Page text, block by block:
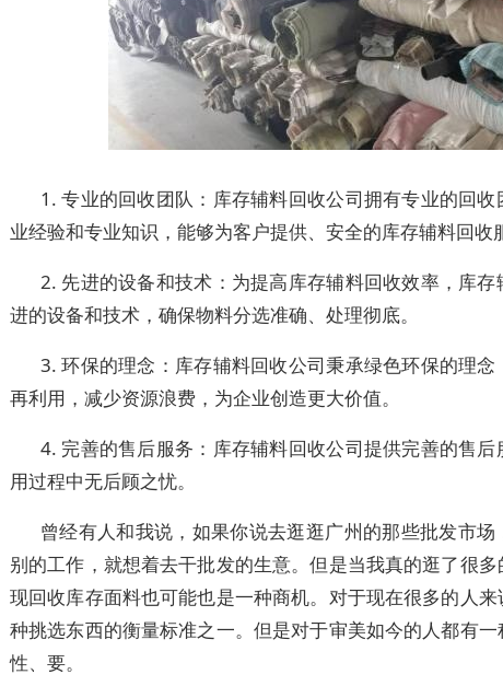
1. 专业的回收团队：库存辅料回收公司拥有专业的回
业经验和专业知识，能够为客户提供、安全的库存辅料回收
2. 先进的设备和技术：为提高库存辅料回收效率，库
进的设备和技术，确保物料分选准确、处理彻底。
3. 环保的理念：库存辅料回收公司秉承绿色环保的理
再利用，减少资源浪费，为企业创造更大价值。
4. 完善的售后服务：库存辅料回收公司提供完善的售
用过程中无后顾之忧。
曾经有人和我说，如果你说去逛逛广州的那些批发市
别的工作，就想着去干批发的生意。但是当我真的逛了很
现回收库存面料也可能也是一种商机。对于现在很多的人
种挑选东西的衡量标准之一。但是对于审美如今的人都有
性、要。